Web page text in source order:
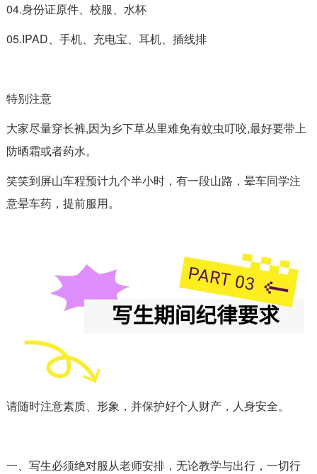
04.身份证原件、校服、水杯
05.IPAD、手机、充电宝、耳机、插线排
特别注意
大家尽量穿长裤,因为乡下草丛里难免有蚊虫叮咬,最好要带上
防晒霜或者药水。
笑笑到屏山车程预计九个半小时，有一段山路，晕车同学注
意晕车药，提前服用。
请随时注意素质、形象，并保护好个人财产，人身安全。
一、写生必须绝对服从老师安排，无论教学与出行，一切行